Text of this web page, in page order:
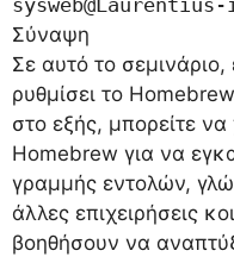
sysweb@Laurentius-
Σύναψη
Σε αυτό το σεμινάριο,
ρυθμίσει το
στο εξής, μπορείτε
Homebrew για να
γραμμής εντολών,
άλλες επιχειρήσεις
βοηθήσουν να